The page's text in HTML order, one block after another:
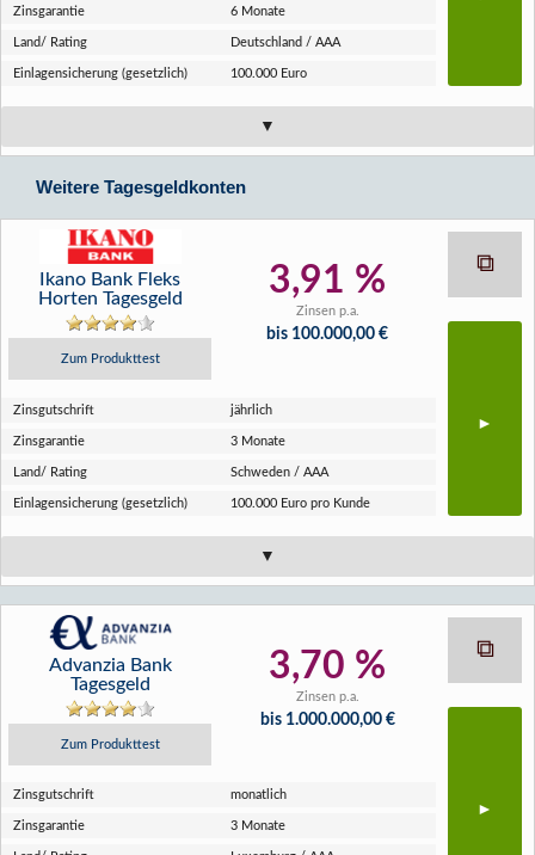
Zins­garantie 6 Monate
Land/ Rating Deutschland / AAA
Einlagen­sicherung (gesetzlich) 100.000 Euro
Weitere Tagesgeldkonten
Ikano Bank Fleks
Horten Tagesgeld
Zum Produkttest
3,91 %
Zinsen p.a.
bis 100.000,00 €
Zins­gutschrift jährlich
Zins­garantie 3 Monate
Land/ Rating Schweden / AAA
Einlagen­sicherung (gesetzlich) 100.000 Euro pro Kunde
Advanzia Bank
Tagesgeld
Zum Produkttest
3,70 %
Zinsen p.a.
bis 1.000.000,00 €
Zins­gutschrift monatlich
Zins­garantie 3 Monate